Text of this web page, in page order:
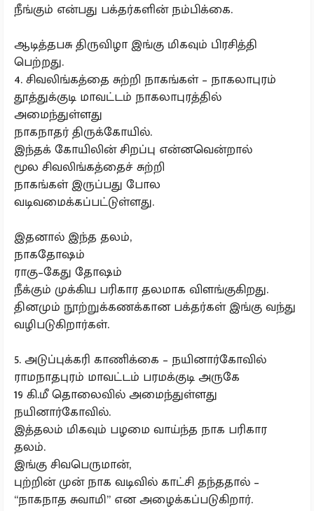
நீங்கும் என்பது பக்தர்களின் நம்பிக்கை.
ஆடித்தபசு திருவிழா இங்கு மிகவும் பிரசித்தி
பெற்றது.
4. சிவலிங்கத்தை சுற்றி நாகங்கள் – நாகலாபுரம்
தூத்துக்குடி மாவட்டம் நாகலாபுரத்தில்
அமைந்துள்ளது
நாகநாதர் திருக்கோயில்.
இந்தக் கோயிலின் சிறப்பு என்னவென்றால்
மூல சிவலிங்கத்தைச் சுற்றி
நாகங்கள் இருப்பது போல
வடிவமைக்கப்பட்டுள்ளது.
இதனால் இந்த தலம்,
நாகதோஷம்
ராகு–கேது தோஷம்
நீக்கும் முக்கிய பரிகார தலமாக விளங்குகிறது.
தினமும் நூற்றுக்கணக்கான பக்தர்கள் இங்கு வந்து
வழிபடுகிறார்கள்.
5. அடுப்புக்கரி காணிக்கை – நயினார்கோவில்
ராமநாதபுரம் மாவட்டம் பரமக்குடி அருகே
19 கி.மீ தொலைவில் அமைந்துள்ளது
நயினார்கோவில்.
இத்தலம் மிகவும் பழமை வாய்ந்த நாக பரிகார
தலம்.
இங்கு சிவபெருமான்,
புற்றின் முன் நாக வடிவில் காட்சி தந்ததால் –
“நாகநாத சுவாமி” என அழைக்கப்படுகிறார்.